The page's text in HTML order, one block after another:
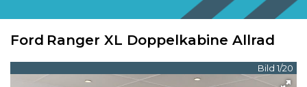
Ford Ranger XL Doppelkabine Allrad
Bild 1/20